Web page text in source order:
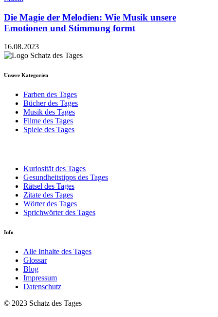
Die Magie der Melodien: Wie Musik unsere
Emotionen und Stimmung formt
16.08.2023
Unsere Kategorien
Farben des Tages
Bücher des Tages
Musik des Tages
Filme des Tages
Spiele des Tages
Kuriosität des Tages
Gesundheitstipps des Tages
Rätsel des Tages
Zitate des Tages
Wörter des Tages
Sprichwörter des Tages
Info
Alle Inhalte des Tages
Glossar
Blog
Impressum
Datenschutz
© 2023 Schatz des Tages